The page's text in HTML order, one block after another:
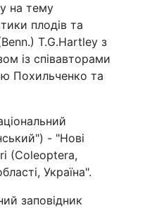
на тему
плодів та
T.G.Hartley з
із співавторами
Похильченко та
- "Нові
(Coleoptera,
Україна".
заповідник